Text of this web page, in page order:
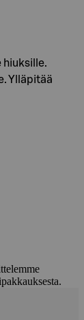
hiuksille.
Ylläpitää